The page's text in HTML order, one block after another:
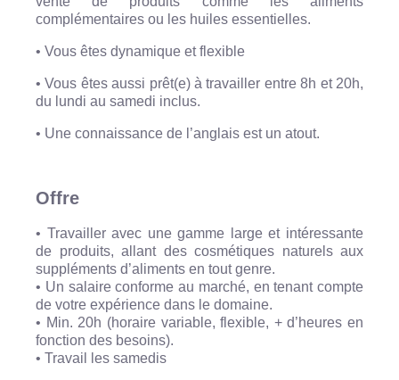
complémentaires ou les huiles essentielles.
• Vous êtes dynamique et flexible
• Vous êtes aussi prêt(e) à travailler entre 8h et 20h,
du lundi au samedi inclus.
• Une connaissance de l’anglais est un atout.
Offre
• Travailler avec une gamme large et intéressante
de produits, allant des cosmétiques naturels aux
suppléments d’aliments en tout genre.
• Un salaire conforme au marché, en tenant compte
de votre expérience dans le domaine.
• Min. 20h (horaire variable, flexible, + d’heures en
fonction des besoins).
• Travail les samedis